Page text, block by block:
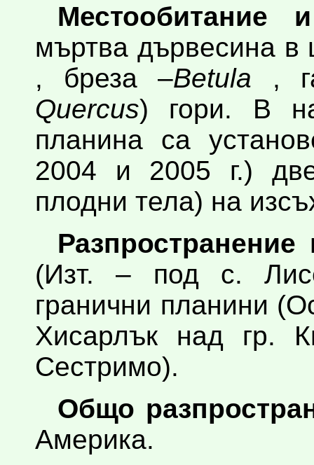
Местообитание
мъртва дървесина в
, бреза –Betula ,
Quercus) гори. В
планина са
2004 и 2005 г.)
плодни тела) на
(Изт. – под с.
гранични планини
Хисарлък над гр.
Сестримо).
Общо
Америка.